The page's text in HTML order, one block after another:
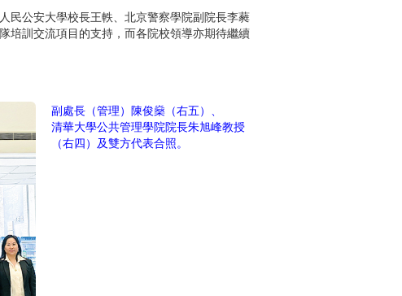
民公安大學校長王軼、北京警察學院副院長李蕤
培訓交流項目的支持，而各院校領導亦期待繼續
副處長（管理）陳俊燊（右五）、
清華大學公共管理學院院長朱旭峰教授
（右四）及雙方代表合照。